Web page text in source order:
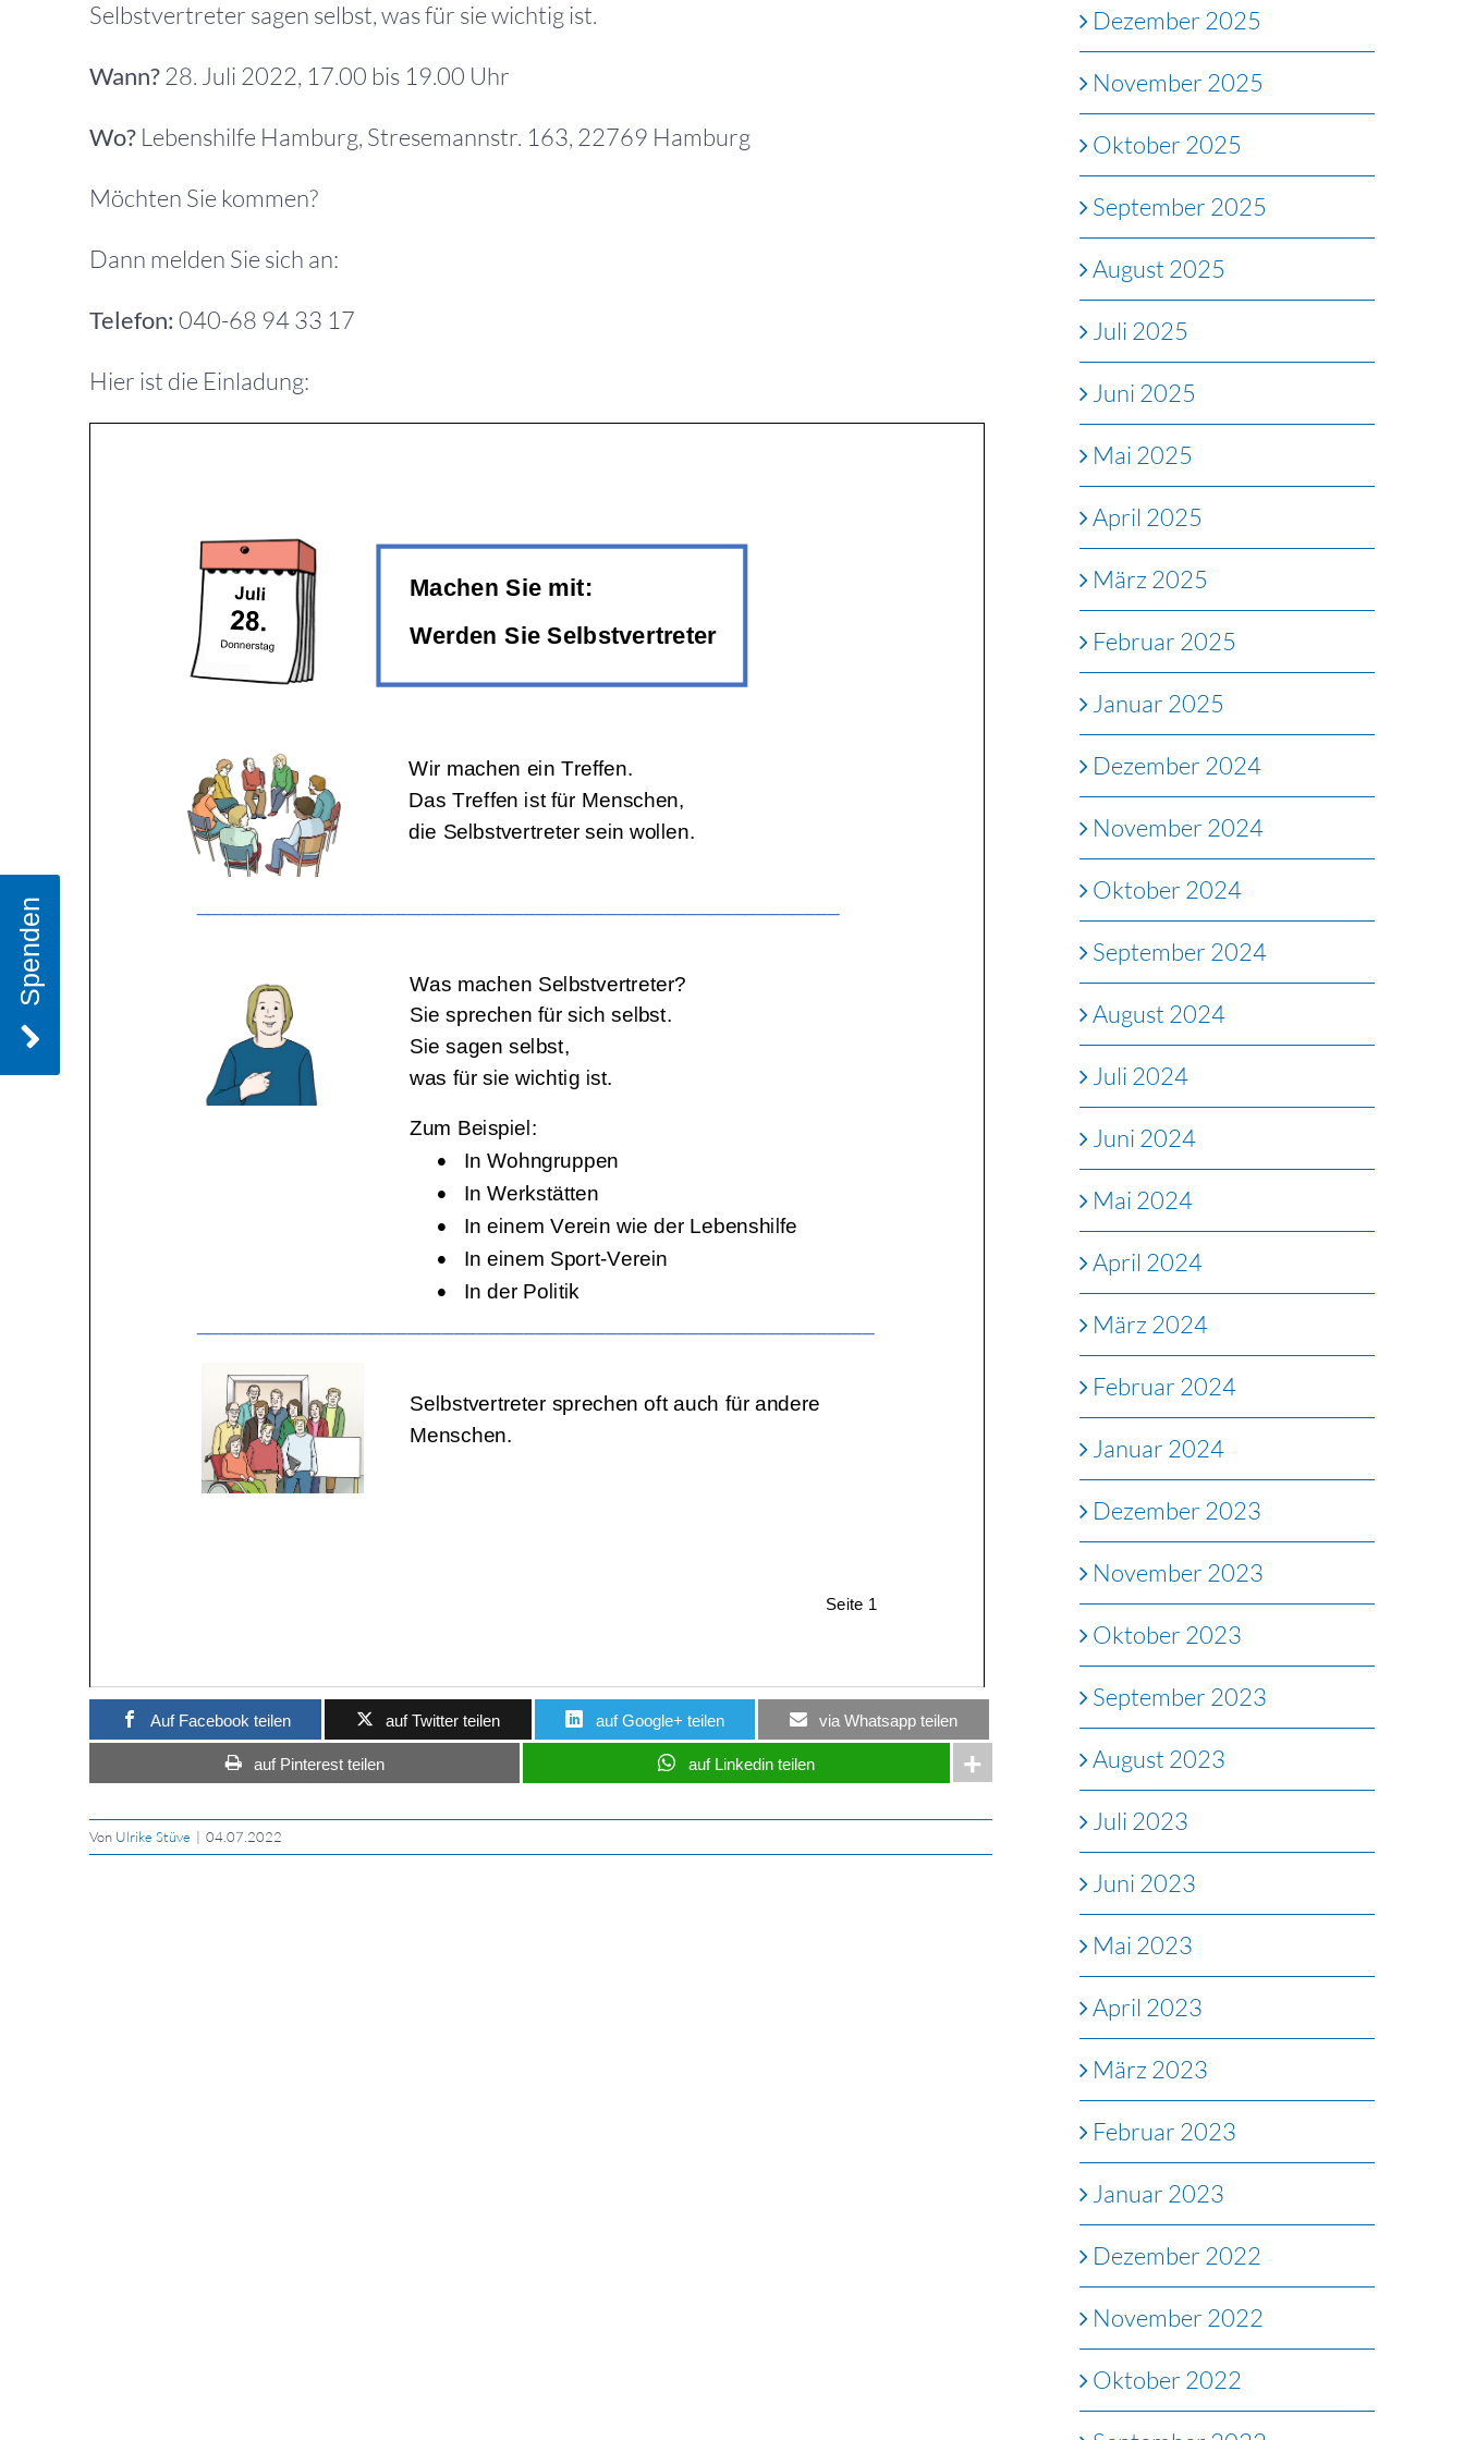
Selbstvertreter sagen selbst, was für sie wichtig ist.
Wann? 28. Juli 2022, 17.00 bis 19.00 Uhr
Wo? Lebenshilfe Hamburg, Stresemannstr. 163, 22769 Hamburg
Möchten Sie kommen?
Dann melden Sie sich an:
Telefon: 040-68 94 33 17
Hier ist die Einladung:
Auf Facebook teilen auf Twitter teilen auf Google+ teilen via Whatsapp teilen
auf Pinterest teilen auf Linkedin teilen
Von Ulrike Stüve | 04.07.2022
Dezember 2025
November 2025
Oktober 2025
September 2025
August 2025
Juli 2025
Juni 2025
Mai 2025
April 2025
März 2025
Februar 2025
Januar 2025
Dezember 2024
November 2024
Oktober 2024
September 2024
August 2024
Juli 2024
Juni 2024
Mai 2024
April 2024
März 2024
Februar 2024
Januar 2024
Dezember 2023
November 2023
Oktober 2023
September 2023
August 2023
Juli 2023
Juni 2023
Mai 2023
April 2023
März 2023
Februar 2023
Januar 2023
Dezember 2022
November 2022
Oktober 2022
Spenden